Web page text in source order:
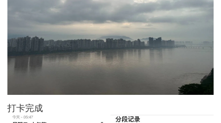
打卡完成